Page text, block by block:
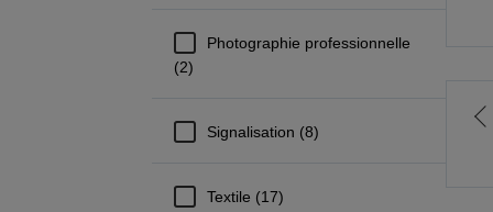
Photographie professionnelle
(2)
Signalisation (8)
Textile (17)